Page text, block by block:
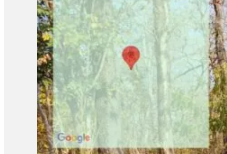
ដឹងហើយថានៅតំបន់ណាដែលអត់សូវមានព្រៃឈើវាទាល់តែមានបញ្ហាមួយគឺ
អាកាសធាតុច្រើន»។ ស្រដៀងគ្នានេះដែរ កញ្ញា លុយ លីហ្សា ជានិស្សិត
ស្ទិក និងចូលរួមរាល់សកម្មភាពដែលទាក់ទងនឹងព្រៃឈើ ដូចជាការដាំ
ដើមឈើមួយមិនមែនយើងដាំដើមតែមួយឆ្នាំពីរឆ្នាំហើយវាធំអីបានម
មនុស្សស្រឡាញ់ព្រៃឈើគាត់ចង់ថែរក្សាការពារទុកឲ្យក្មេងៗជំនាន់
មានកាំភ្លើងអត់មានអីអ៊ីចឹងអាចនឹងមានគ្រោះថ្នាក់អ៊ីចឹង»។ ក្រៅពីយុវ
នេះ ព្រះអង្គទទួលបានបទពិសោធន៍ថ្មីៗ ដូចជាការគណនាពីទំហំដើមឈ
ទឹកចិត្តដល់យុវជនដទៃទៀត ឱ្យមានការចូលរួមក្នុងការការពារបរិស្ថាន
រីឯយុវជន កែវ ប៊ុនហៀង ជានិស្សិតឆ្នាំទី២ នៅសកលវិទ្យាល័យវេស្ទឺននិ
ព្រៃឈើនៅកម្ពុជា។ យុវជនបានលើកឡើងថា៖ « ខ្ញុំយល់ថាមនុស្សយើង
យើងក៏រងការគំរាមកំហែងដែរ ដូច្នេះយើងត្រូវគិតឡើងវិញពីយុត្តិធម៌បរិ
តូចៗដែលខ្លួនអាចធ្វើបាន។ ក្រៅពីនោះ លោកក៏អំពាវនាវឱ្យរដ្ឋាភិ
ខ្វះនិរន្តរភាព ដែលវាធ្វើឲ្យអវិជ្ជមានជាច្រើន ដូចជាអយុត្តិធម៍ស